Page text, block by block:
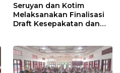
Seruyan dan Kotim
Melaksanakan Finalisasi
Draft Kesepakatan dan